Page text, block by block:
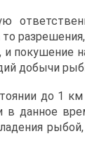
покушение
добычи
до 1
данное